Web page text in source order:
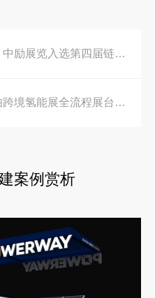
实力加冕｜中励展览入选第四届链博会推荐搭建施工服务商名录
再获殊荣！中励展览荣获世界制药原料中国展可持续金奖
阿联酋酒店展展台搭建全攻略：合规落地、吸客转化、避坑实操指南
沙特阿拉伯跨境氢能展全流程展台验收现场｜避坑验收指南
案例赏析